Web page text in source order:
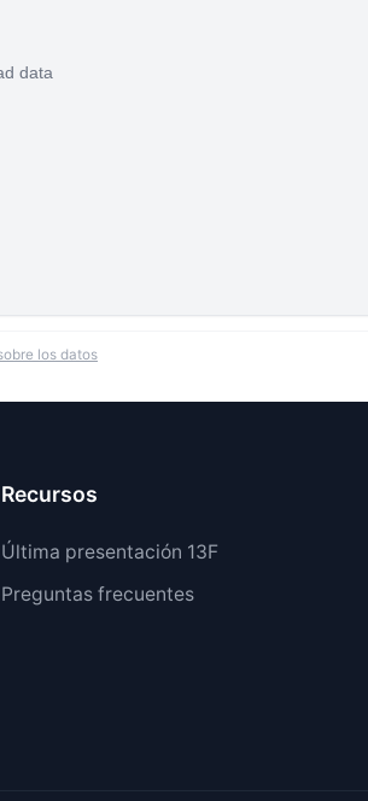
los datos
Recursos
Última presentación 13F
Preguntas frecuentes